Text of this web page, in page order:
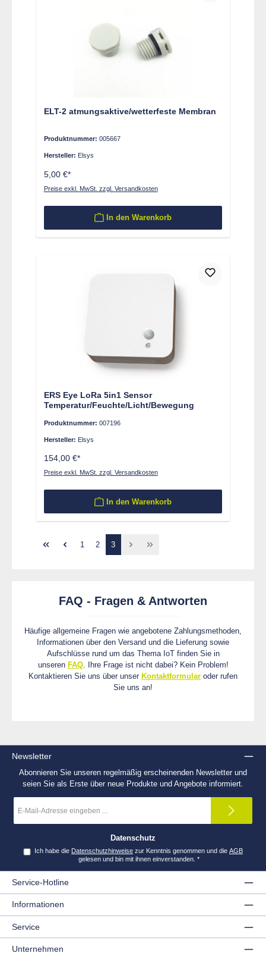
ELT-2 atmungsaktive/wetterfeste Membran
Produktnummer: 005667
Hersteller: Elsys
5,00 €*
Preise exkl. MwSt. zzgl. Versandkosten
In den Warenkorb
ERS Eye LoRa 5in1 Sensor
Temperatur/Feuchte/Licht/Bewegung
Produktnummer: 007196
Hersteller: Elsys
154,00 €*
Preise exkl. MwSt. zzgl. Versandkosten
In den Warenkorb
Seite
1 Seite
2 Seite
3
FAQ - Fragen & Antworten
Häufige allgemeine Fragen wie angebotene Zahlungsmethoden,
Informationen über den Versand und die Lieferung sowie
Aufschlüsse rund um das Thema IoT finden Sie in
unseren FAQ. Ihre Frage ist nicht dabei? Kein Problem!
Kontaktieren Sie uns über unser Kontaktformular oder rufen
Sie uns an!
Newsletter
Abonnieren Sie unseren regelmäßig erscheinenden Newsletter und
seien Sie als Erste über neue Produkte und Angebote informiert.
Mail-
*
Datenschutz
Ich habe die Datenschutzhinweisezur Kenntnis genommen und die AGB
gelesen und bin mit ihnen einverstanden. *
Service-Hotline
Informationen
Service
Unternehmen